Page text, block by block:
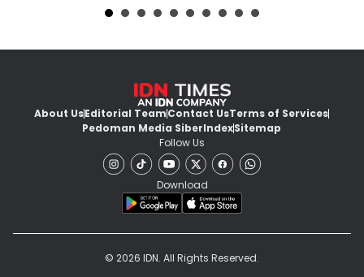
About UsEditorial TeamContact UsTerms of Services
Pedoman Media SiberIndexSitemap
Follow Us
Download
© 2026 IDN. All Rights Reserved.